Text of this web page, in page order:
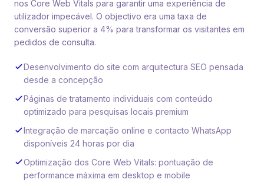
nos Core Web Vitals para garantir uma experiência de
utilizador impecável. O objectivo era uma taxa de
conversão superior a 4% para transformar os visitantes em
pedidos de consulta.
Desenvolvimento do site com arquitectura SEO pensada
desde a concepção
Páginas de tratamento individuais com conteúdo
optimizado para pesquisas locais premium
Integração de marcação online e contacto WhatsApp
disponíveis 24 horas por dia
Optimização dos Core Web Vitals: pontuação de
performance máxima em desktop e mobile